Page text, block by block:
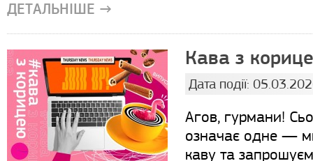
ДЕТАЛЬНІШЕ →
Кава з
Дата події:
Агов, гурмани!
означає одне —
каву та